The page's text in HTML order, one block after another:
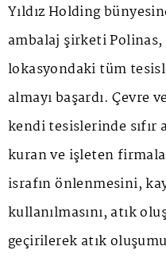
Yıldız Holding
ambalaj şirketi Polinas,
lokasyondaki tüm
almayı başardı. Çevre
kendi tesislerinde
kuran ve işleten
israfın önlenmesini,
kullanılmasını, atık
geçirilerek atık